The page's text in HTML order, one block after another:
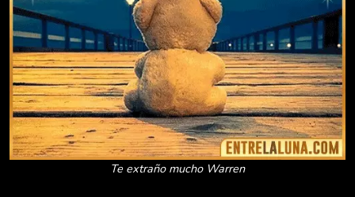
Te extraño mucho Warren